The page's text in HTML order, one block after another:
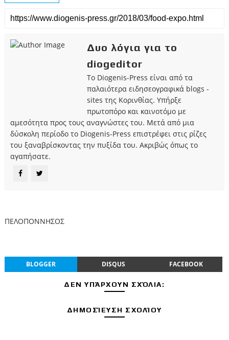
Δυο λόγια για το
diogeditor
Το Diogenis-Press είναι από τα
παλαιότερα ειδησεογραφικά blogs -
sites της Κορινθίας. Υπήρξε
πρωτοπόρο και καινοτόμο με
αμεσότητα προς τους αναγνώστες του. Μετά από μια
δύσκολη περίοδο το Diogenis-Press επιστρέφει στις ρίζες
του ξαναβρίσκοντας την πυξίδα του. Ακριβώς όπως το
αγαπήσατε.
ΠΕΛΟΠΟΝΝΗΣΟΣ
BLOGGER DISQUS FACEBOOK
ΔΕΝ ΥΠΆΡΧΟΥΝ ΣΧΌΛΙΑ:
ΔΗΜΟΣΊΕΥΣΗ ΣΧΟΛΊΟΥ